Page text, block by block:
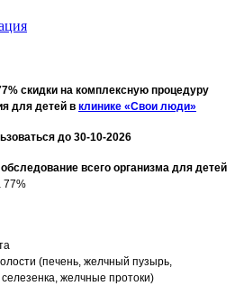
скидки на комплексную процедуру
для детей в клинике «Свои люди»
до 30-10-2026
всего организма для детей
77%
(печень, желчный пузырь,
желчные протоки)